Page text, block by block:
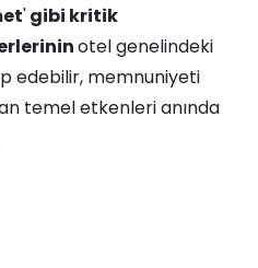
'gibi kritik
otel genelindeki
edebilir, memnuniyeti
temel etkenleri anında